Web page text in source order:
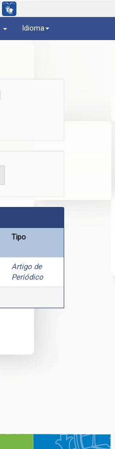
Idioma
Tipo
Artigo de
Periódico